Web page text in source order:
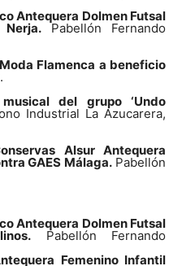
Antequera Dolmen Futsal
Pabellón Fernando
Flamenca a beneficio
del grupo ‘Undo
Industrial La Azucarera,
Alsur Antequera
GAES Málaga.Pabellón
Antequera Dolmen Futsal
Pabellón Fernando
Femenino Infantil